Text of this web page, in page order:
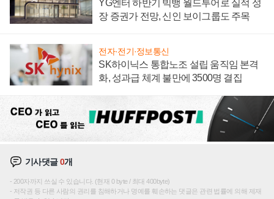
YG엔터 하반기 빅뱅 월드투어로 실적 성
장 증권가 전망, 신인 보이그룹도 주목
전자·전기·정보통신
SK하이닉스 통합노조 설립 움직임 본격
화, 성과급 체계 불만에 3500명 결집
기사댓글0개
200자까지 쓰실 수 있습니다. (현재 0 byte / 최대 400byte)
저작권 등 다른 사람의 권리를 침해하거나 명예를 훼손하는 댓글은 관련 법률에 의해 제재